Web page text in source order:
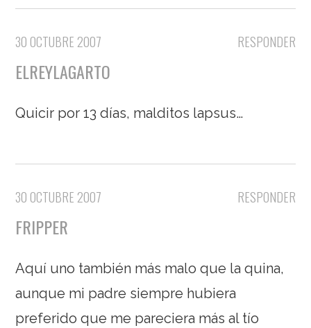
RESPONDER
30 OCTUBRE 2007
ELREYLAGARTO
Quicir por 13 días, malditos lapsus…
RESPONDER
30 OCTUBRE 2007
FRIPPER
Aquí uno también más malo que la quina,
aunque mi padre siempre hubiera
preferido que me pareciera más al tío